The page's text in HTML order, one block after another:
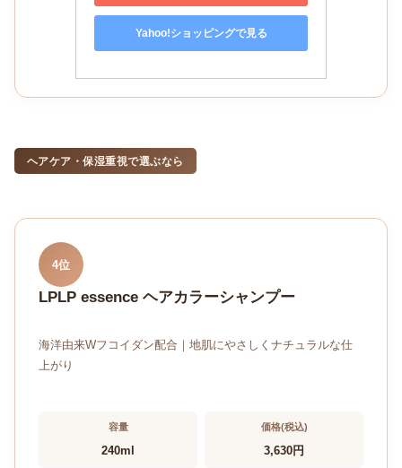
Yahoo!ショッピングで見る
ヘアケア・保湿重視で選ぶなら
4位
LPLP essence ヘアカラーシャンプー
海洋由来Wフコイダン配合｜地肌にやさしくナチュラルな仕
上がり
容量
240ml
価格(税込)
3,630円